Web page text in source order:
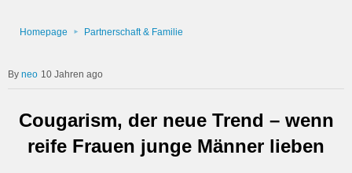
Homepage Partnerschaft & Familie
neo 10 Jahren ago
Cougarism, der neue Trend – wenn
reife Frauen junge Männer lieben